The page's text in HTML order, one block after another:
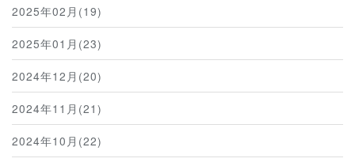
2025年02月(19)
2025年01月(23)
2024年12月(20)
2024年11月(21)
2024年10月(22)